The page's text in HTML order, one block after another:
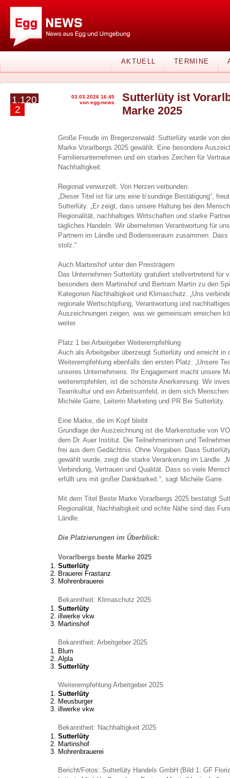
AKTUELL TERMINE
1.120
2
03.03.2026 16:45
von egg-news
Sutterlüty ist
Marke 2025
Große Freude im Bregenzerwald: Sutterlüty wurde von
Marke Vorarlbergs 2025 gewählt. Eine besondere
Familienunternehmen und ein starkes Zeichen für
Nachhaltigkeit.
Regional verwurzelt. Von Herzen verbunden.
„Dieser Titel ist für uns eine b’sundrige Bestätigung“,
Sutterlüty. „Er zeigt, dass unsere Haltung bei den
Regionalität, nachhaltiges Wirtschaften und starke
tägliches Handeln. Wir übernehmen Verantwortung für
Partnern im Ländle und Bodenseeraum zusammen.
stolz.“
Auch Martinshof unter den Preisträgern
Das Unternehmen Sutterlüty gratuliert stellvertretend für
besonders dem Martinshof und Bertram Martin zu den
Kategorien Nachhaltigkeit und Klimaschutz. „Uns
regionale Wertschöpfung, Verantwortung und
Auszeichnungen zeigen, was wir gemeinsam erreichen
weiter.
Platz 1 bei Arbeitgeber Weiterempfehlung
Auch als Arbeitgeber überzeugt Sutterlüty und erreicht in
Weiterempfehlung ebenfalls den ersten Platz. „Unsere
unseres Unternehmens. Ihr Engagement macht unsere
weiterempfehlen, ist die schönste Anerkennung. Wir
Teamkultur und ein Arbeitsumfeld, in dem sich
Michèle Garre, Leiterin Marketing und PR Bei Sutterlüty.
Eine Marke, die im Kopf bleibt
Grundlage der Auszeichnung ist die Markenstudie von
dem Dr. Auer Institut. Die Teilnehmerinnen und
frei aus dem Gedächtnis. Ohne Vorgaben. Dass
gewählt wurde, zeigt die starke Verankerung im Ländle.
Verbindung, Vertrauen und Qualität. Dass so viele
erfüllt uns mit großer Dankbarkeit.“, sagt Michèle Garre.
Mit dem Titel Beste Marke Vorarlbergs 2025 bestätigt
Regionalität, Nachhaltigkeit und echte Nähe sind das
Ländle.
Die Platzierungen im Überblick:
Vorarlbergs beste Marke 2025
Sutterlüty
Brauerei Frastanz
Mohrenbrauerei
Bekanntheit: Klimaschutz 2025
Sutterlüty
illwerke vkw
Martinshof
Bekanntheit: Arbeitgeber 2025
Blum
Alpla
Sutterlüty
Weiterempfehlung Arbeitgeber 2025
Sutterlüty
Meusburger
illwerke vkw
Bekanntheit: Nachhaltigkeit 2025
Sutterlüty
Martinshof
Mohrenbrauerei
Bericht/Fotos: Sutterlüty Handels GmbH (Bild 1: GF